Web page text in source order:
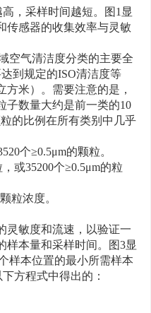
，采样时间越短。图1显
传感器的收集效率与灵敏
气清洁度分类的主要全
到规定的ISO清洁度等
米）。需要注意的是，
子数量大约是前一类的10
的比例在所有类别中几乎
个≥0.5μm的颗粒。
或35200个≥0.5μm的粒
粒浓度。
敏度和流速，以验证一
样本量和采样时间。图3显
样本位置的最小所需样本
方程式中得出的：